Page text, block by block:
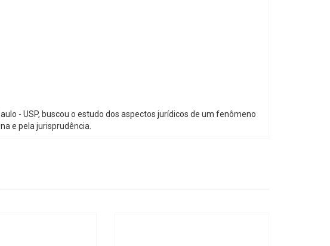
- USP, buscou o estudo dos aspectos jurídicos de um fenômeno
e pela jurisprudência.